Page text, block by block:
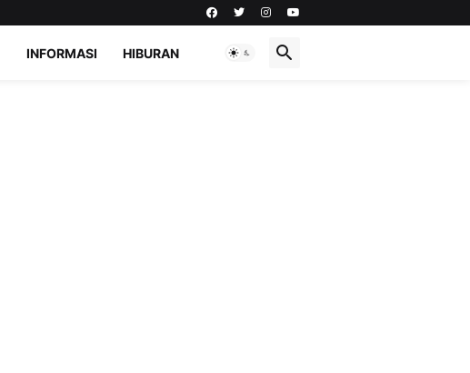
INFORMASI HIBURAN